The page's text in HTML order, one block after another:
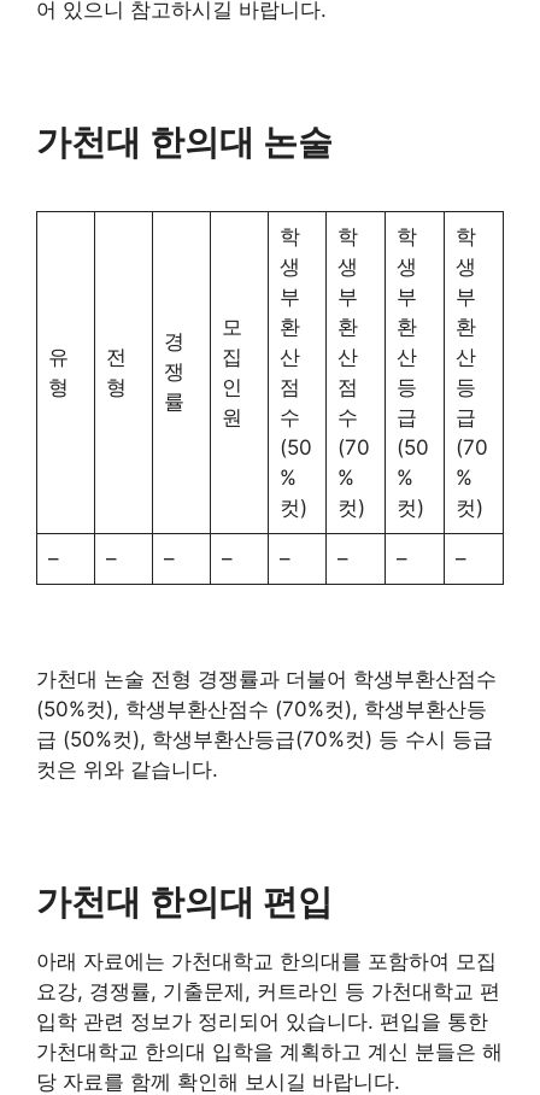
어 있으니 참고하시길 바랍니다.
가천대 한의대 논술
유
형
전
형
경
쟁
률
모
집
인
원
학
생
부
환
산
점
수
(50
%
컷)
학
생
부
환
산
점
수
(70
%
컷)
학
생
부
환
산
등
급
(50
%
컷)
학
생
부
환
산
등
급
(70
%
컷)
– – – – – – – –
가천대 논술 전형 경쟁률과 더불어 학생부환산점수
(50%컷), 학생부환산점수 (70%컷), 학생부환산등
급 (50%컷), 학생부환산등급(70%컷) 등 수시 등급
컷은 위와 같습니다.
가천대 한의대 편입
아래 자료에는 가천대학교 한의대를 포함하여 모집
요강, 경쟁률, 기출문제, 커트라인 등 가천대학교 편
입학 관련 정보가 정리되어 있습니다. 편입을 통한
가천대학교 한의대 입학을 계획하고 계신 분들은 해
당 자료를 함께 확인해 보시길 바랍니다.